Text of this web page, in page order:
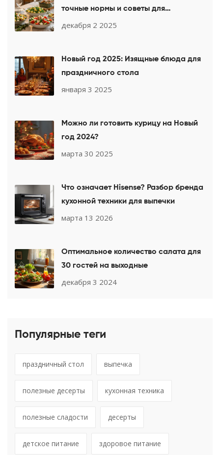
точные нормы и советы для
праздничного стола
декабря 2 2025
Новый год 2025: Изящные блюда для
праздничного стола
января 3 2025
Можно ли готовить курицу на Новый
год 2024?
марта 30 2025
Что означает Hisense? Разбор бренда
кухонной техники для выпечки
марта 13 2026
Оптимальное количество салата для
30 гостей на выходные
декабря 3 2024
Популярные теги
праздничный стол выпечка
полезные десерты кухонная техника
полезные сладости десерты
детское питание здоровое питание